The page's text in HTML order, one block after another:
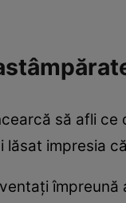
să afli
lăsat impresia